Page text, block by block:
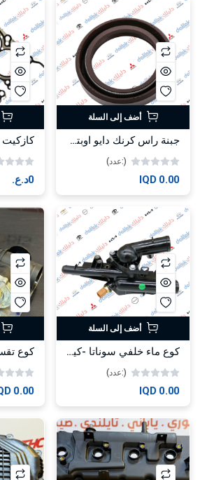
أضف إلى السلة
جبنة راس كرنك دايو اوبتر كوري 96350161
(:عدد)
0.00 IQD 0د.ع.‏
أضف إلى السلة
كوع ماء خلفي سوناتا -كيا اوبتيما 2015 -HF OEM 25600-2G510
(:عدد)
0.00 IQD
0.00 IQD